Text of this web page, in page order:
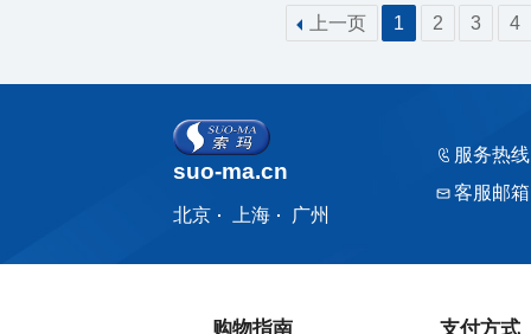
上一页 1 2 3 4
suo-ma.cn
北京 上海 广州
服务热
客服邮
购物指南 支付方式